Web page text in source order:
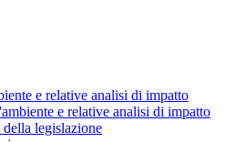
e relative analisi di impatto
e relative analisi di impatto
legislazione